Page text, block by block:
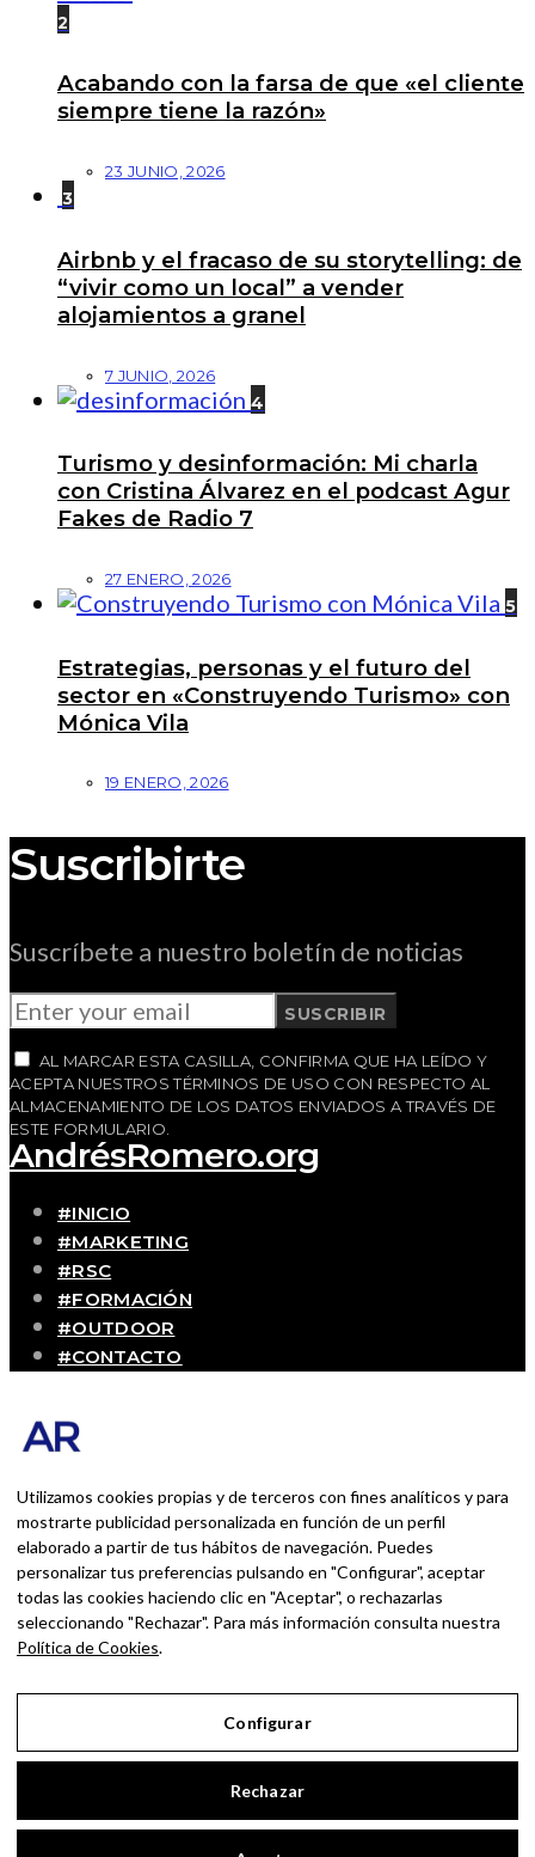
2
Acabando con la farsa de que «el cliente
siempre tiene la razón»
23 JUNIO, 2026
3
Airbnb y el fracaso de su storytelling: de
“vivir como un local” a vender
alojamientos a granel
7 JUNIO, 2026
4
Turismo y desinformación: Mi charla
con Cristina Álvarez en el podcast Agur
Fakes de Radio 7
27 ENERO, 2026
5
Estrategias, personas y el futuro del
sector en «Construyendo Turismo» con
Mónica Vila
19 ENERO, 2026
Suscribirte
Suscríbete a nuestro boletín de noticias
SUSCRIBIR
AL MARCAR ESTA CASILLA, CONFIRMA QUE HA LEÍDO Y
ACEPTA NUESTROS TÉRMINOS DE USO CON RESPECTO AL
ALMACENAMIENTO DE LOS DATOS ENVIADOS A TRAVÉS DE
ESTE FORMULARIO.
AndrésRomero.org
#INICIO
#MARKETING
#RSC
#FORMACIÓN
#OUTDOOR
#CONTACTO
Blog personal y profesional de Andrés Romero.
persona que disfruta con lo que hace cada día
BUSCAR POR:
BUSCAR
Ingresa las palabras de la búsqueda y presiona
Enter.
Utilizamos cookies propias y de terceros con fines analíticos y para
mostrarte publicidad personalizada en función de un perfil
elaborado a partir de tus hábitos de navegación. Puedes
personalizar tus preferencias pulsando en "Configurar", aceptar
todas las cookies haciendo clic en "Aceptar", o rechazarlas
seleccionando "Rechazar". Para más información consulta nuestra
Política de Cookies.
Configurar
Rechazar
Aviso Legal
Política de Privacidad
Política de Cookies